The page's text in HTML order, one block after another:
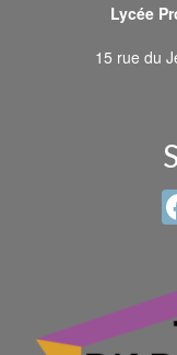
Lycée
15 rue du